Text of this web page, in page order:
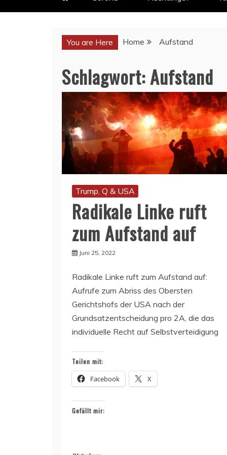
You are Here Home Aufstand
Schlagwort:Aufstand
Trump, Q & USA
Radikale Linke ruft
zum Aufstand auf
Juni 25, 2022
Radikale Linke ruft zum Aufstand auf:
Aufrufe zum Abriss des Obersten
Gerichtshofs der USA nach der
Grundsatzentscheidung pro 2A, die das
individuelle Recht auf Selbstverteidigung
Teilen mit:
Facebook X
Gefällt mir: